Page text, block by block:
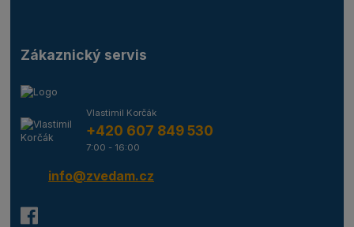
Zákaznický servis
Vlastimil Korčák
+420 607 849 530
7:00 - 16:00
info@zvedam.cz